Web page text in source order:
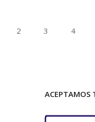
2 3 4
ACEPTAMOS